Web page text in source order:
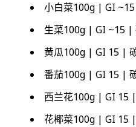
小白菜100g | GI
生菜100g | GI ~15 |
黄瓜100g | GI 15 |
番茄100g | GI 15 |
西兰花100g | GI 15
花椰菜100g | GI 15